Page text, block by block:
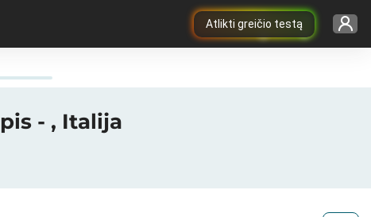
Atlikti greičio testą
- , Italija